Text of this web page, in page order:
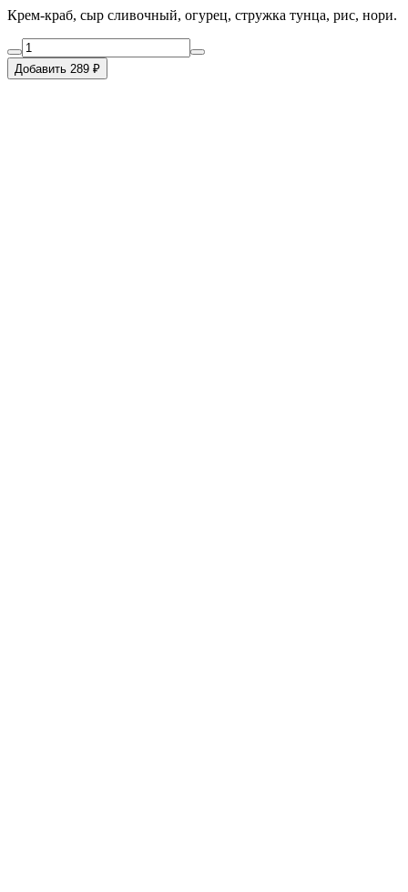
Крем-краб, сыр сливочный, огурец, стружка тунца, рис, нори.
Добавить 289 ₽